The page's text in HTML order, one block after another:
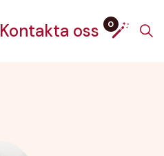
Kontakta oss 0